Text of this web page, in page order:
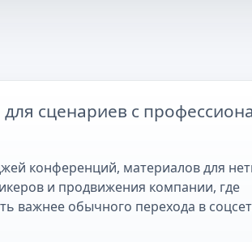
сценариев с
конференций, материалов для
и продвижения компании, где
важнее обычного перехода в